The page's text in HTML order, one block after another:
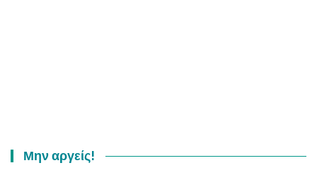
Μην αργείς!